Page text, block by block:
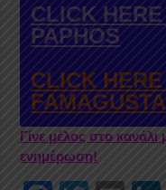
CLICK
PAPHOS
CLICK
FAMAGUSTA
Γίνε μέλος στο
ενημέρωση!